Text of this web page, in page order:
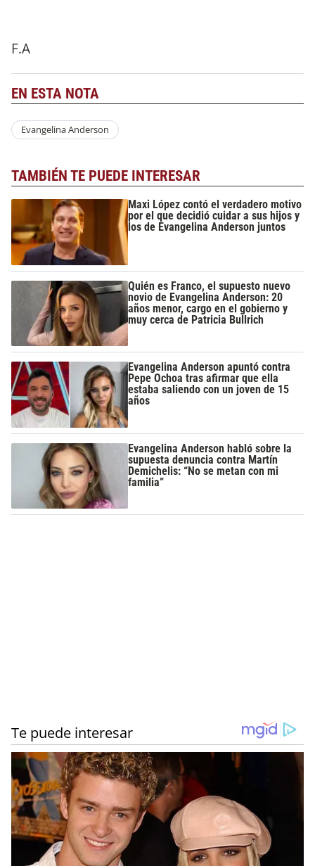
F.A
EN ESTA NOTA
Evangelina Anderson
TAMBIÉN TE PUEDE INTERESAR
Maxi López contó el verdadero motivo
por el que decidió cuidar a sus hijos y
los de Evangelina Anderson juntos
Quién es Franco, el supuesto nuevo
novio de Evangelina Anderson: 20
años menor, cargo en el gobierno y
muy cerca de Patricia Bullrich
Evangelina Anderson apuntó contra
Pepe Ochoa tras afirmar que ella
estaba saliendo con un joven de 15
años
Evangelina Anderson habló sobre la
supuesta denuncia contra Martín
Demichelis: “No se metan con mi
familia”